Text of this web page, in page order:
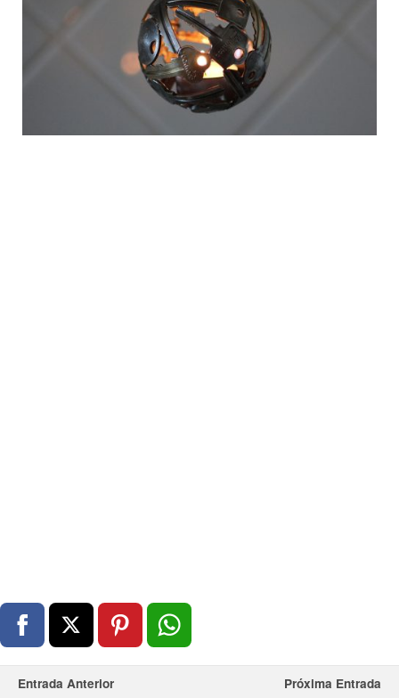
Entrada Anterior Próxima Entrada